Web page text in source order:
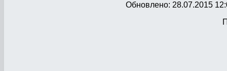
Обновлено: 28.07.2015